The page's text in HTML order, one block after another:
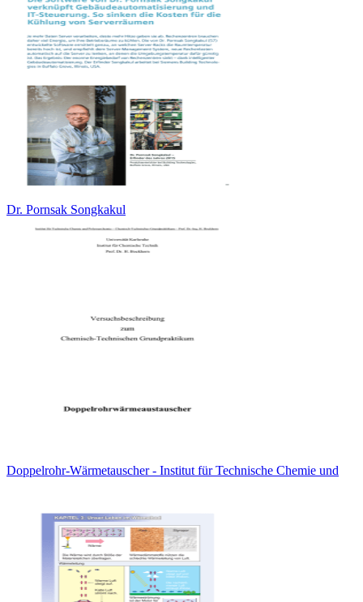
Dr. Pornsak Songkakul
Doppelrohr-Wärmetauscher - Institut für Technische Chemie und